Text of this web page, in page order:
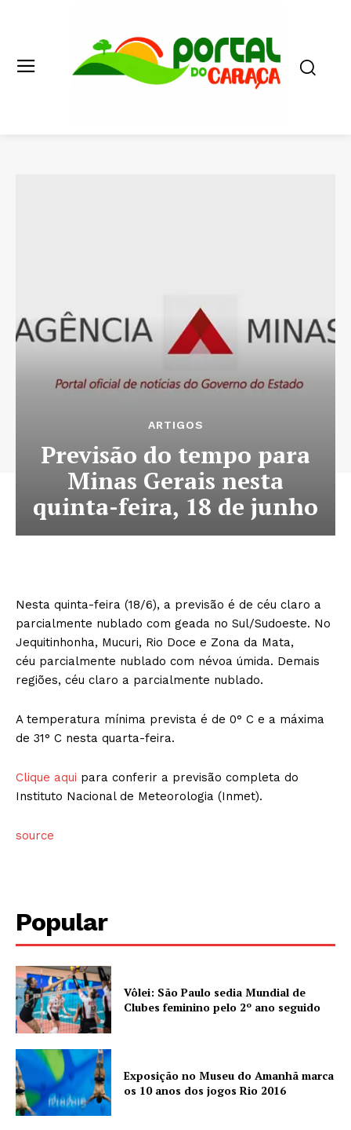
ARTIGOS
Previsão do tempo para
Minas Gerais nesta
quinta-feira, 18 de junho
Nesta quinta-feira (18/6), a previsão é de céu claro a
parcialmente nublado com geada no Sul/Sudoeste. No
Jequitinhonha, Mucuri, Rio Doce e Zona da Mata,
céu parcialmente nublado com névoa úmida. Demais
regiões, céu claro a parcialmente nublado.
A temperatura mínima prevista é de 0° C e a máxima
de 31° C nesta quarta-feira.
Clique aqui para conferir a previsão completa do
Instituto Nacional de Meteorologia (Inmet).
source
Popular
Vôlei: São Paulo sedia Mundial de
Clubes feminino pelo 2º ano seguido
Exposição no Museu do Amanhã marca
os 10 anos dos jogos Rio 2016